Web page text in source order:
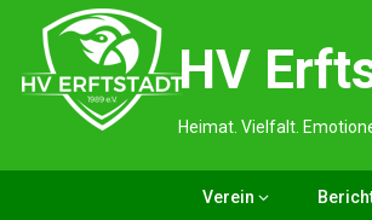
content
HV
Heimat. Vielfalt.
Verein